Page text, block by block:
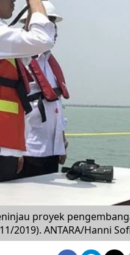
proyek
2019). ANTARA/Hanni